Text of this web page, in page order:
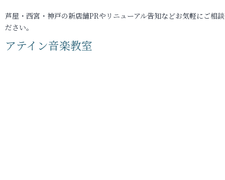
芦屋・西宮・神戸の新店舗PRやリニューアル告知などお気軽にご相
ださい。
アテイン音楽教室